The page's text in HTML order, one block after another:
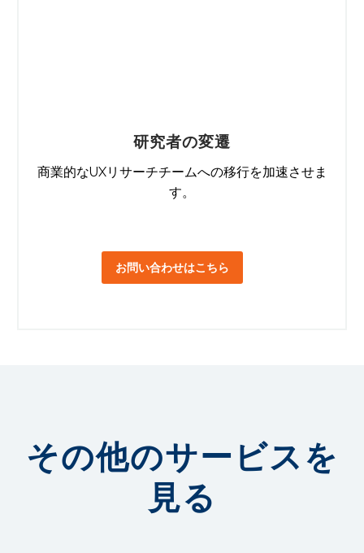
研究者の変遷
商業的なUXリサーチチームへの移行を加速させま
す。
お問い合わせはこちら
その他のサービスを
見る